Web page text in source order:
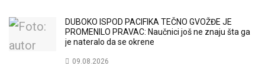
DUBOKO ISPOD PACIFIKA TEČNO GVOŽĐE JE
PROMENILO PRAVAC: Naučnici još ne znaju šta ga
je nateralo da se okrene
09.08.2026